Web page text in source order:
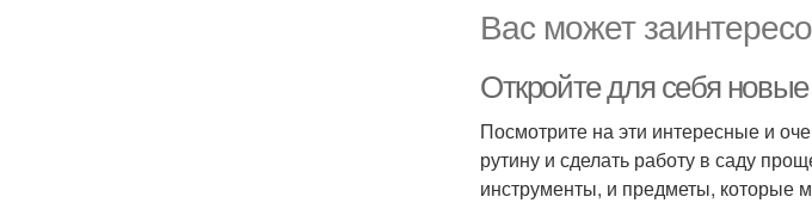
Вас может
Откройте для себя
Посмотрите на эти интересные и
рутину и сделать работу в саду
инструменты, и предметы, которые